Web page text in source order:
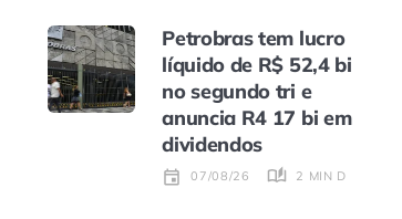
Petrobras tem lucro
líquido de R$ 52,4 bi
no segundo tri e
anuncia R4 17 bi em
dividendos
07/08/26 2 MIN DE